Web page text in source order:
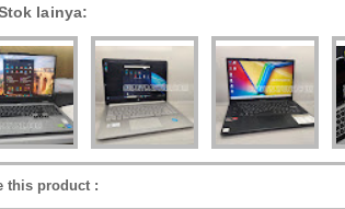
lainya:
this product :